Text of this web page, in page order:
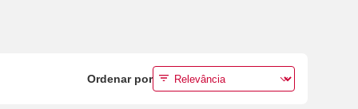
Ordenar por